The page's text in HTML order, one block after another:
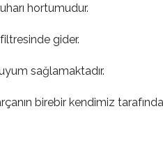
hortumudur.
gider.
sağlamaktadır.
birebir kendimiz